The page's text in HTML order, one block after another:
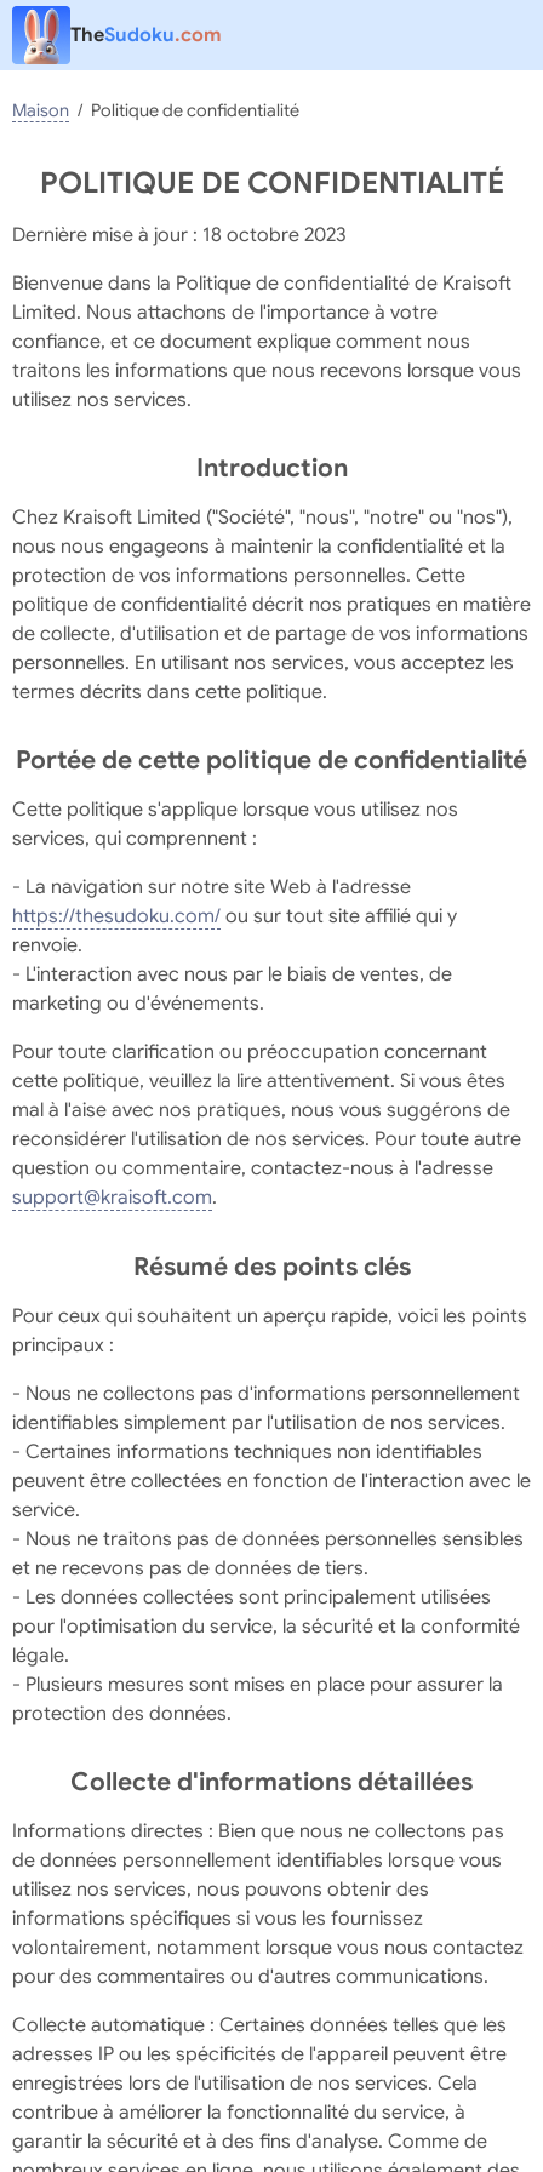
TheSudoku.com
Maison Politique de confidentialité
POLITIQUE DE CONFIDENTIALITÉ
Dernière mise à jour : 18 octobre 2023
Bienvenue dans la Politique de confidentialité de Kraisoft
Limited. Nous attachons de l'importance à votre
confiance, et ce document explique comment nous
traitons les informations que nous recevons lorsque vous
utilisez nos services.
Introduction
Chez Kraisoft Limited ("Société", "nous", "notre" ou "nos"),
nous nous engageons à maintenir la confidentialité et la
protection de vos informations personnelles. Cette
politique de confidentialité décrit nos pratiques en matière
de collecte, d'utilisation et de partage de vos informations
personnelles. En utilisant nos services, vous acceptez les
termes décrits dans cette politique.
Portée de cette politique de confidentialité
Cette politique s'applique lorsque vous utilisez nos
services, qui comprennent :
- La navigation sur notre site Web à l'adresse
https://thesudoku.com/ ou sur tout site affilié qui y
renvoie.
- L'interaction avec nous par le biais de ventes, de
marketing ou d'événements.
Pour toute clarification ou préoccupation concernant
cette politique, veuillez la lire attentivement. Si vous êtes
mal à l'aise avec nos pratiques, nous vous suggérons de
reconsidérer l'utilisation de nos services. Pour toute autre
question ou commentaire, contactez-nous à l'adresse
support@kraisoft.com.
Résumé des points clés
Pour ceux qui souhaitent un aperçu rapide, voici les points
principaux :
- Nous ne collectons pas d'informations personnellement
identifiables simplement par l'utilisation de nos services.
- Certaines informations techniques non identifiables
peuvent être collectées en fonction de l'interaction avec le
service.
- Nous ne traitons pas de données personnelles sensibles
et ne recevons pas de données de tiers.
- Les données collectées sont principalement utilisées
pour l'optimisation du service, la sécurité et la conformité
légale.
- Plusieurs mesures sont mises en place pour assurer la
protection des données.
Collecte d'informations détaillées
Informations directes : Bien que nous ne collectons pas
de données personnellement identifiables lorsque vous
utilisez nos services, nous pouvons obtenir des
informations spécifiques si vous les fournissez
volontairement, notamment lorsque vous nous contactez
pour des commentaires ou d'autres communications.
Collecte automatique : Certaines données telles que les
adresses IP ou les spécificités de l'appareil peuvent être
enregistrées lors de l'utilisation de nos services. Cela
contribue à améliorer la fonctionnalité du service, à
garantir la sécurité et à des fins d'analyse. Comme de
Salle des trophées
Statistiques
Événements
Paramètres
Ajouter à
l'appareil